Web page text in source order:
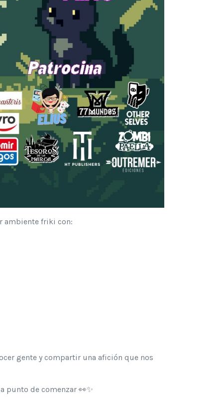
ambiente friki con:
gente y compartir una afición que nos
punto de comenzar 👀✨